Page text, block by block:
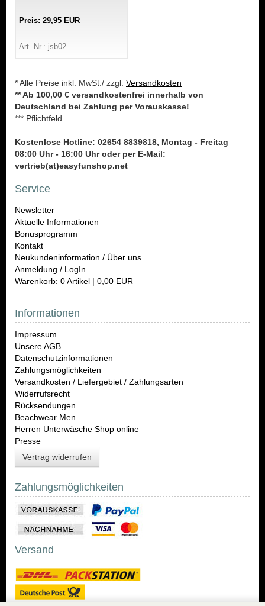
Preis: 29,95 EUR
Art.-Nr.: jsb02
* Alle Preise inkl. MwSt./ zzgl. Versandkosten
** Ab 100,00 € versandkostenfrei innerhalb von
Deutschland bei Zahlung per Vorauskasse!
*** Pflichtfeld
Kostenlose Hotline: 02654 8839818, Montag - Freitag
08:00 Uhr - 16:00 Uhr oder per E-Mail:
vertrieb(at)easyfunshop.net
Service
Newsletter
Aktuelle Informationen
Bonusprogramm
Kontakt
Neukundeninformation / Über uns
Anmeldung / LogIn
Warenkorb: 0 Artikel | 0,00 EUR
Informationen
Impressum
Unsere AGB
Datenschutzinformationen
Zahlungsmöglichkeiten
Versandkosten / Liefergebiet / Zahlungsarten
Widerrufsrecht
Rücksendungen
Beachwear Men
Herren Unterwäsche Shop online
Presse
Vertrag widerrufen
Zahlungsmöglichkeiten
Versand